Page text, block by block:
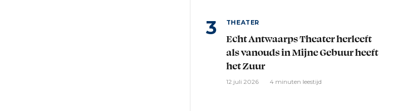
THEATER
Echt Antwaarps Theater herleeft
als vanouds in Mijne Gebuur heeft
het Zuur
12 juli 2026 4 minuten leestijd